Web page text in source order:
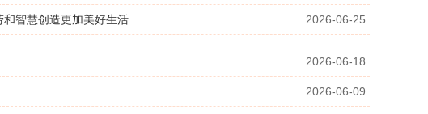
智慧创造更加美好生活 2026-06-25
2026-06-18
2026-06-09